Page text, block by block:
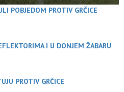
POBJEDOM PROTIV GRČICE
I U DONJEM ŽABARU
PROTIV GRČICE